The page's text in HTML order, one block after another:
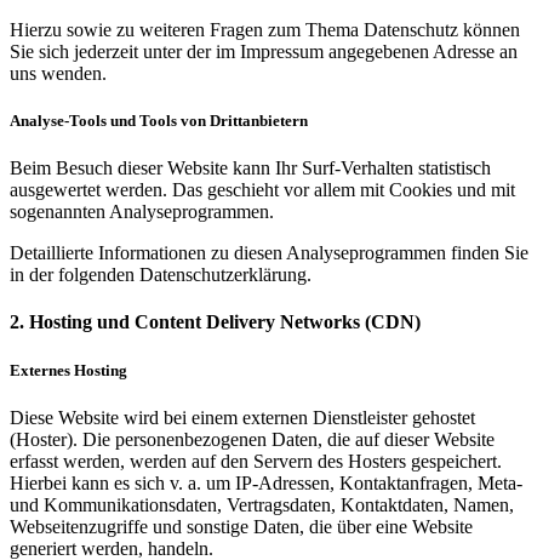
Hierzu sowie zu weiteren Fragen zum Thema Datenschutz können
Sie sich jederzeit unter der im Impressum angegebenen Adresse an
uns wenden.
Analyse-Tools und Tools von Drittanbietern
Beim Besuch dieser Website kann Ihr Surf-Verhalten statistisch
ausgewertet werden. Das geschieht vor allem mit Cookies und mit
sogenannten Analyseprogrammen.
Detaillierte Informationen zu diesen Analyseprogrammen finden Sie
in der folgenden Datenschutzerklärung.
2. Hosting und Content Delivery Networks (CDN)
Externes Hosting
Diese Website wird bei einem externen Dienstleister gehostet
(Hoster). Die personenbezogenen Daten, die auf dieser Website
erfasst werden, werden auf den Servern des Hosters gespeichert.
Hierbei kann es sich v. a. um IP-Adressen, Kontaktanfragen, Meta-
und Kommunikationsdaten, Vertragsdaten, Kontaktdaten, Namen,
Webseitenzugriffe und sonstige Daten, die über eine Website
generiert werden, handeln.